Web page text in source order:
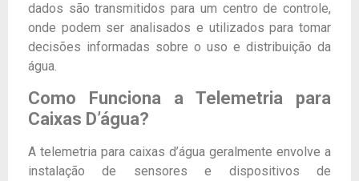
dados são transmitidos para um centro de controle,
onde podem ser analisados e utilizados para tomar
decisões informadas sobre o uso e distribuição da
água.
Como Funciona a Telemetria para
Caixas D’água?
A telemetria para caixas d’água geralmente envolve a
instalação de sensores e dispositivos de